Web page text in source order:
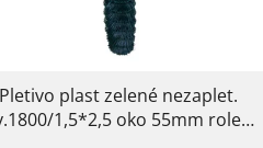
t
ů
Pletivo plast zelené nezaplet.
1,5*2,5 oko 55mm role